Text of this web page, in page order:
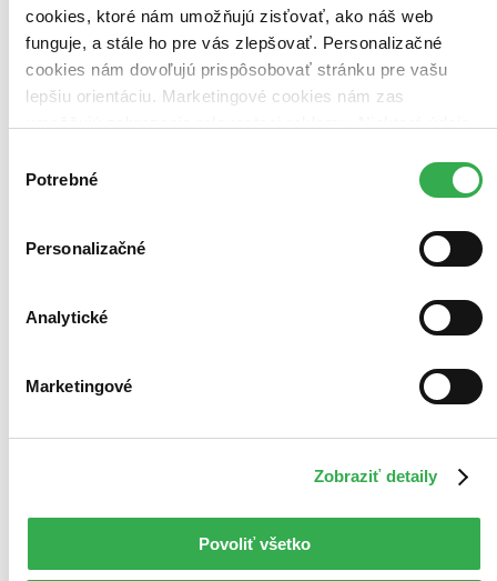
cookies, ktoré nám umožňujú zisťovať, ako náš web
funguje, a stále ho pre vás zlepšovať. Personalizačné
cookies nám dovoľujú prispôsobovať stránku pre vašu
lepšiu orientáciu. Marketingové cookies nám zas
keby sme mohli používať všetky tieto cookies. Ďakujeme!
súhlasu
Potrebné
Personalizačné
Analytické
Marketingové
Zobraziť detaily
Povoliť všetko
Zoradiť
Bestsellery
Najdrahšie
KórejčinaNa tému okamihy